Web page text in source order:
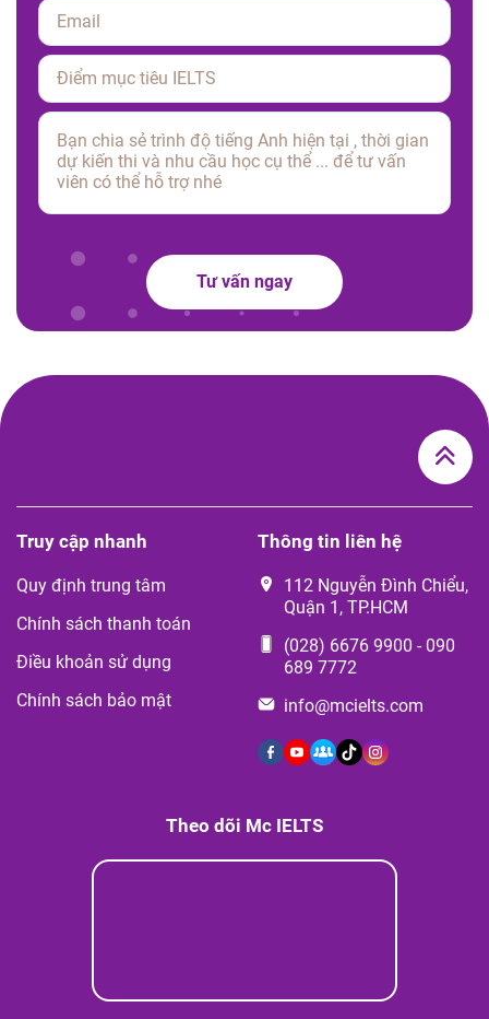
Please leave this field empty.
Tư vấn ngay
Truy cập nhanh
Quy định trung tâm
Chính sách thanh toán
Điều khoản sử dụng
Chính sách bảo mật
Thông tin liên hệ
112 Nguyễn Đình Chiểu,
Quận 1, TP.HCM
(028) 6676 9900 - 090
689 7772
info@mcielts.com
Theo dõi Mc IELTS